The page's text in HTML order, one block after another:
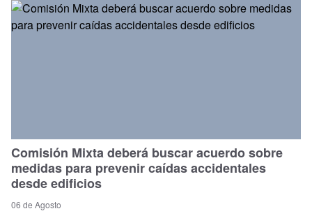
Comisión Mixta deberá buscar acuerdo sobre
medidas para prevenir caídas accidentales
desde edificios
06 de Agosto